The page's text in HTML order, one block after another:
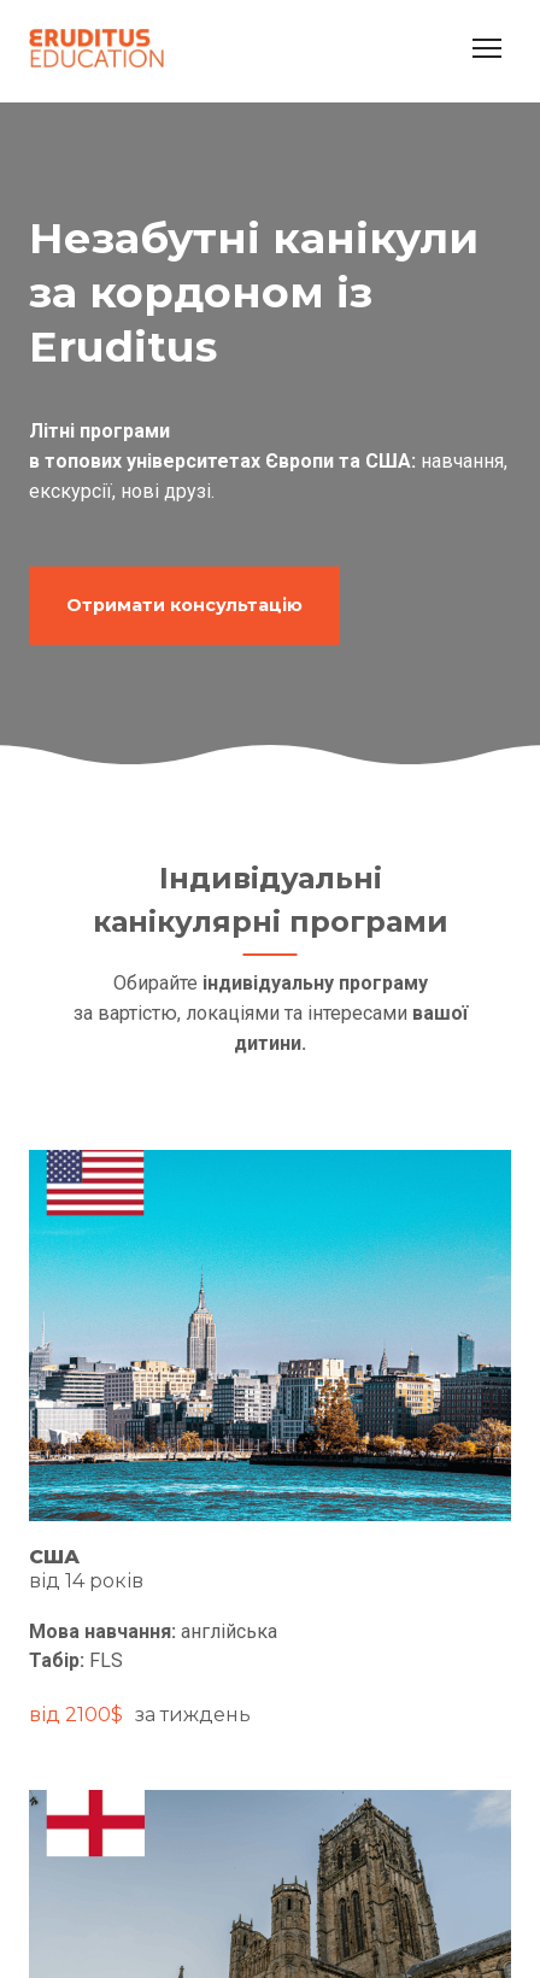
Незабутні канікули
за кордоном із
Eruditus
Літні програми
в топових університетах Європи та США: навчання,
екскурсії, нові друзі.
Отримати консультацію
Індивідуальні
канікулярні програми
Обирайте індивідуальну програму
за вартістю, локаціями та інтересами вашої
дитини.
США
від 14 років
Мова навчання: англійська
Табір: FLS
від 2100$ за тиждень